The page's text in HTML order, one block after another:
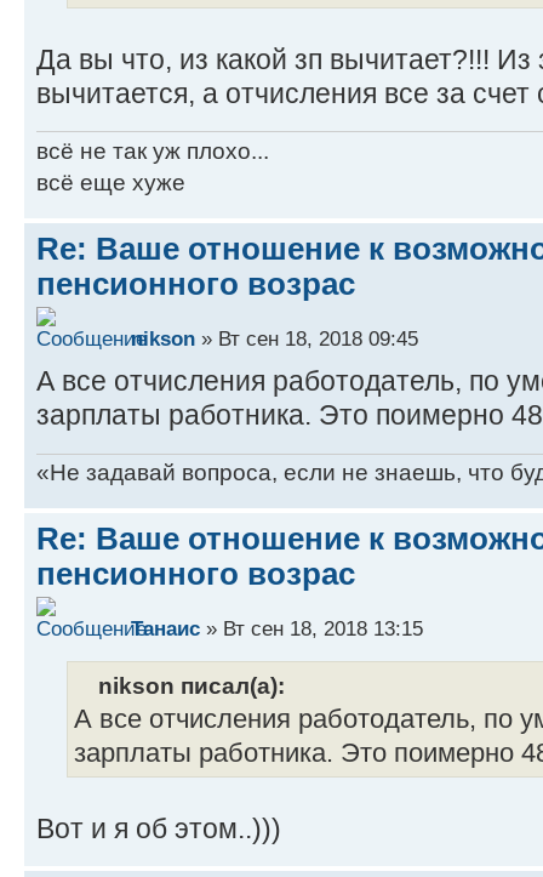
Да вы что, из какой зп вычитает?!!!
вычитается, а отчисления все за
всё не так уж плохо...
всё еще хуже
Re: Ваше отношение к
пенсионного возрас
nikson » Вт сен 18, 2018 09:45
А все отчисления работодатель, по
зарплаты работника. Это поимерно
«Не задавай вопроса, если не знаешь, что
Re: Ваше отношение к
пенсионного возрас
Танаис » Вт сен 18, 2018 13:15
nikson писал(а):
А все отчисления работодатель, по
зарплаты работника. Это поимерно
Вот и я об этом..)))